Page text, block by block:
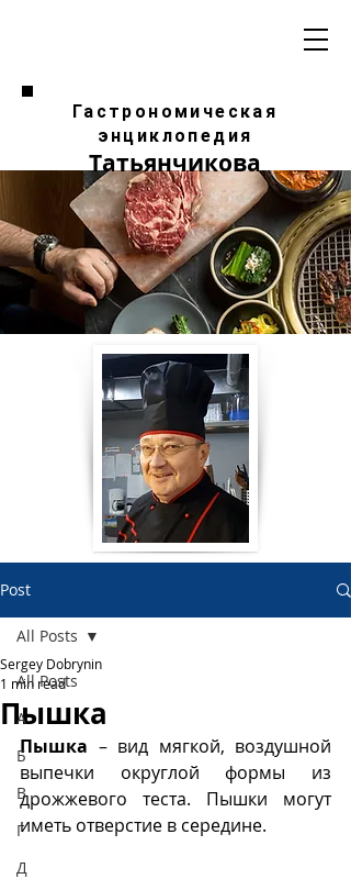
Гастрономическая
энциклопедия
Татьянчикова
Post
All Posts
А
Б
В
Г
Д
All Posts
Пышка
Sergey Dobrynin
1 min read
Пышка – вид мягкой, воздушной
выпечки округлой формы из
дрожжевого теста. Пышки могут
иметь отверстие в середине.